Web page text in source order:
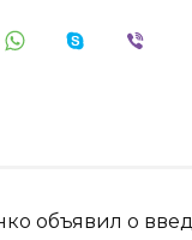
объявил о